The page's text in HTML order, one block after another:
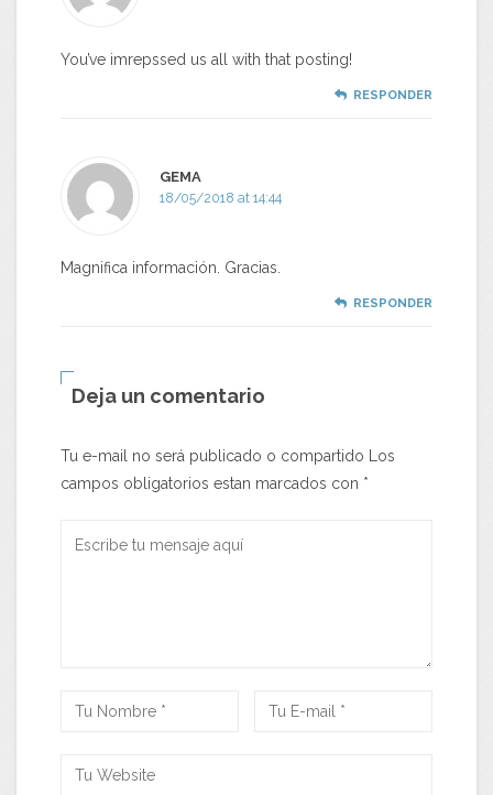
You’ve imrepssed us all with that posting!
RESPONDER
GEMA
18/05/2018 at 14:44
Magnifica información. Gracias.
RESPONDER
Deja un comentario
Tu e-mail no será publicado o compartido Los
campos obligatorios estan marcados con *